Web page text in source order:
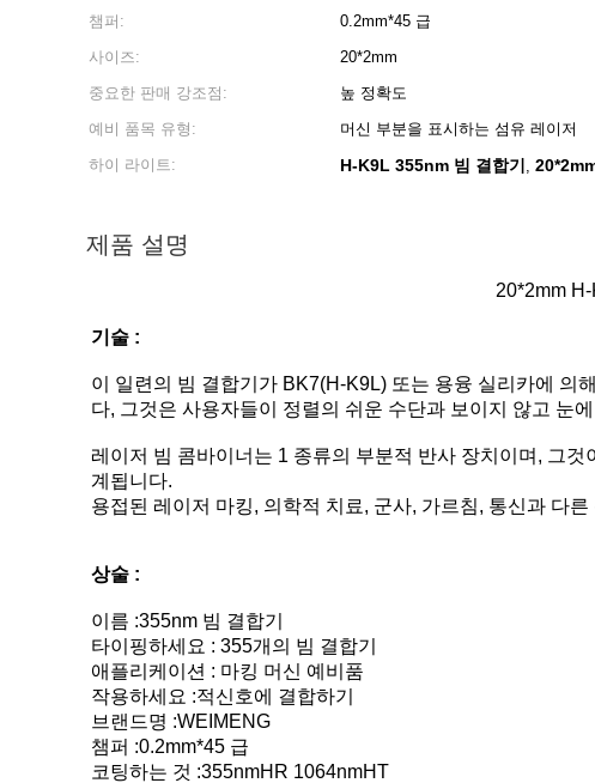
챔퍼:
0.2mm*45 급
사이즈:
20*2mm
중요한 판매 강조점:
높 정확도
예비 품목 유형:
머신 부분을 표시하는 섬유 레이저
하이 라이트:
H-K9L 355nm 빔 결합기 ,
제품 설명
20*2mm
기술 :
이 일련의 빔 결합기가 BK7(H-K9L) 또는 용융 실리카에 의
다, 그것은 사용자들이 정렬의 쉬운 수단과 보이지 않고 눈
레이저 빔 콤바이너는 1 종류의 부분적 반사 장치이며, 그
계됩니다.
용접된 레이저 마킹, 의학적 치료, 군사, 가르침, 통신과 다
상술 :
이름 :355nm 빔 결합기
타이핑하세요 : 355개의 빔 결합기
애플리케이션 : 마킹 머신 예비품
작용하세요 :적신호에 결합하기
브랜드명 :WEIMENG
챔퍼 :0.2mm*45 급
코팅하는 것 :355nmHR 1064nmHT